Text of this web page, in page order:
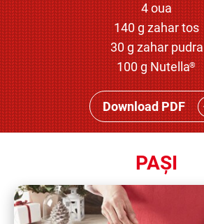
4 oua
140 g zahar tos
30 g zahar pudra
100 g Nutella®
Download PDF
PAȘI